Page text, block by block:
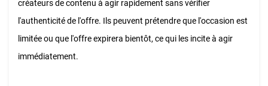
créateurs de contenu à agir rapidement sans vérifier
l'authenticité de l'offre. Ils peuvent prétendre que l'occasion est
limitée ou que l'offre expirera bientôt, ce qui les incite à agir
immédiatement.